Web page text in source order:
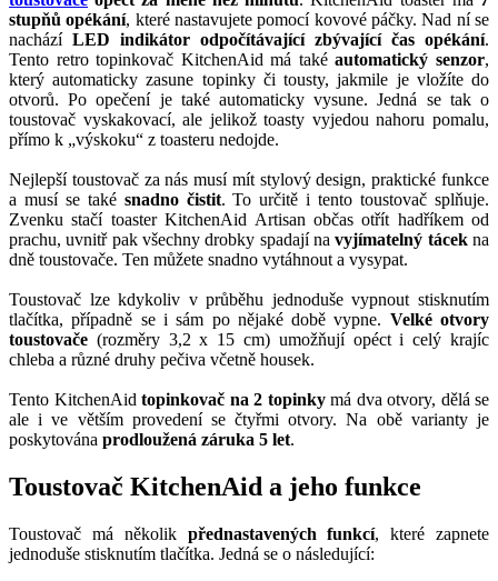
stupňů opékání, které nastavujete pomocí kovové páčky. Nad ní se
nachází LED indikátor odpočítávající zbývající čas opékání.
Tento retro topinkovač KitchenAid má takéautomatický senzor,
který automaticky zasune topinky či tousty, jakmile je vložíte do
otvorů. Po opečení je také automaticky vysune. Jedná se tak o
toustovač vyskakovací, ale jelikož toasty vyjedou nahoru pomalu,
přímo k „výskoku“ z toasteru nedojde.
Nejlepší toustovač za nás musí mít stylový design, praktické funkce
a musí se také snadno čistit. To určitě i tento toustovač splňuje.
Zvenku stačí toaster KitchenAid Artisan občas otřít hadříkem od
prachu, uvnitř pak všechny drobky spadají navyjímatelný tácekna
dně toustovače. Ten můžete snadno vytáhnout a vysypat.
Toustovač lze kdykoliv v průběhu jednoduše vypnout stisknutím
tlačítka, případně se i sám po nějaké době vypne. Velké otvory
toustovače (rozměry 3,2 x 15 cm) umožňují opéct i celý krajíc
chleba a různé druhy pečiva včetně housek.
Tento KitchenAid topinkovač na 2 topinkymá dva otvory, dělá se
ale i ve větším provedení se čtyřmi otvory. Na obě varianty je
poskytována prodloužená záruka 5 let.
Toustovač KitchenAid a jeho funkce
Toustovač má několik přednastavených funkcí, které zapnete
jednoduše stisknutím tlačítka. Jedná se o následující: